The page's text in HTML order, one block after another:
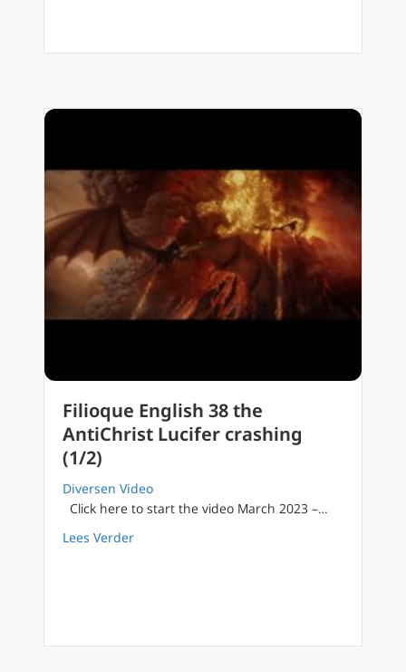
Filioque English 38 the
AntiChrist Lucifer crashing
(1/2)
Diversen Video
Click here to start the video March 2023 –…
Lees Verderabout Filioque English 38 the AntiChrist